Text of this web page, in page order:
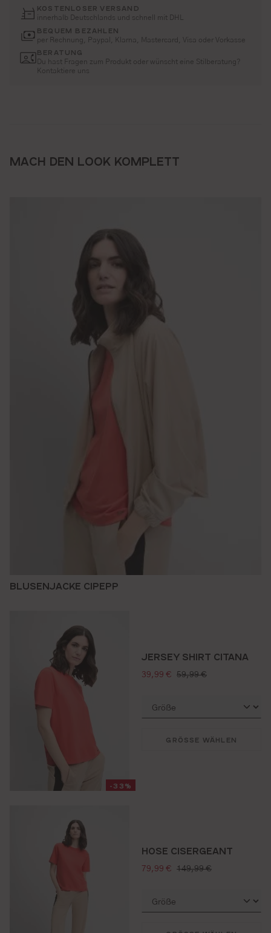
KOSTENLOSER VERSAND
innerhalb Deutschlands und schnell mit DHL
BEQUEM BEZAHLEN
per Rechnung, Paypal, Klarna, Mastercard, Visa oder Vorkasse
BERATUNG
Du hast Fragen zum Produkt oder wünscht eine Stilberatung?
Kontaktiere uns
MACH DEN LOOK KOMPLETT
BLUSENJACKE CIPEPP
-33%
JERSEY SHIRT CITANA
verkaufspreis:
39,99 € regulärer preis:
59,99 €
GRÖSSE WÄHLEN
HOSE CISERGEANT
verkaufspreis:
79,99 € regulärer preis:
149,99 €